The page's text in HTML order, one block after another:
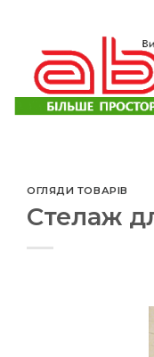
content
ОГЛЯДИ ТОВАРІВ
Стелаж